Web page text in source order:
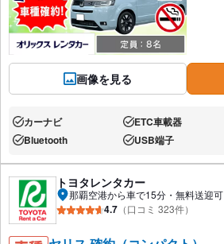
画像を見る
あり:カーナビ あり:ETC車載器
あり:Bluetooth あり:USB端子
トヨタレンタカー
那覇空港から車で15分・無料送迎可
4.7 （口コミ 323件）